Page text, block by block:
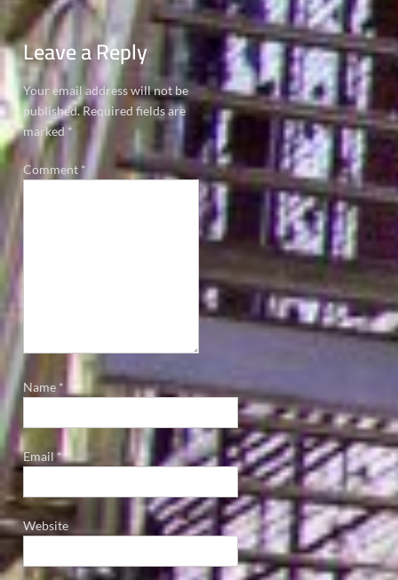
Leave a Reply
Your email address will not be
published. Required fields are
marked *
Comment*
Name *
Email*
Website